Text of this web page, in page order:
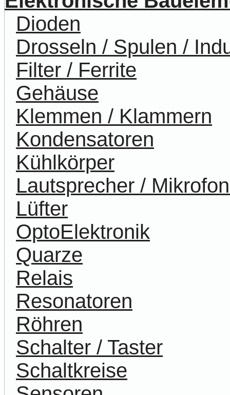
Dioden
Drosseln / Spulen /
Filter / Ferrite
Gehäuse
Klemmen / Klammern
Kondensatoren
Kühlkörper
Lautsprecher /
Lüfter
OptoElektronik
Quarze
Relais
Resonatoren
Röhren
Schalter / Taster
Schaltkreise